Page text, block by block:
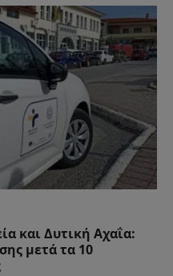
και Δυτική Αχαΐα:
μετά τα 10